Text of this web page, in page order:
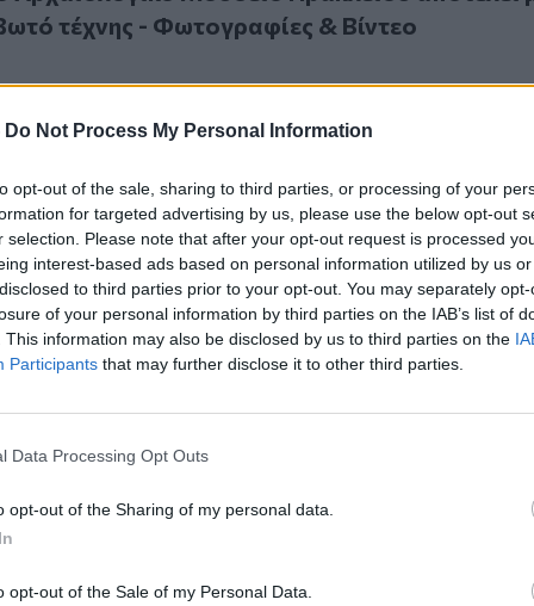
Do Not Process My Personal Information
opt-out of the sale, sharing to third parties, or processing of your
for targeted advertising by us, please use the below opt-out
selection. Please note that after your opt-out request is processed
interest-based ads based on personal information utilized by us
to third parties prior to your opt-out. You may separately
of your personal information by third parties on the IAB’s list of
This information may also be disclosed by us to third parties on the
Participants that may further disclose it to other third parties.
Data Processing Opt Outs
opt-out of the Sharing of my personal data.
opt-out of the Sale of my Personal Data.
τέχνης - Φωτογραφίες & Βίντεο
Λίνα Μενδώνη – Πού αναμένεται να βρεθεί, τί ανακοίνωσε
η Λίνα Μενδώνη – Πού αναμένεται να βρεθεί,
για το Αρχαιολογικό Μουσείο Αρχανών
θωράκιση και ανάδειξη του μινωικού ανακτόρου -
θωράκιση και ανάδειξη του
Αποκαλυπτήρια με τη Λίνα Μενδώνη